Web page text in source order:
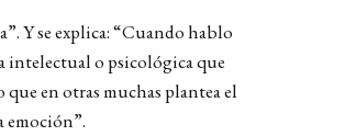
Y se explica: “Cuando hablo
intelectual o psicológica que
en otras muchas plantea el
emoción”.